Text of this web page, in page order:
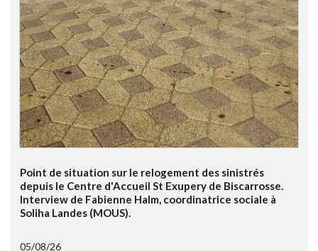
Point de situation sur le relogement des sinistrés
depuis le Centre d'Accueil St Exupery de Biscarrosse.
Interview de Fabienne Halm, coordinatrice sociale à
Soliha Landes (MOUS).
05/08/26